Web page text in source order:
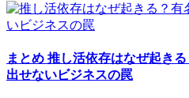
まとめ 推し活依存はなぜ起き
出せないビジネスの罠